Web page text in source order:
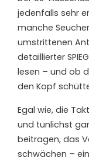
jedenfalls sehr
manche
umstrittenen
detaillierter
lesen – und ob
den Kopf
Egal wie, die
und tunlichst
beitragen, das
schwächen –